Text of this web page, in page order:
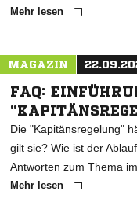
Mehr lesen
MAGAZIN
FAQ:
Die "Kapitänsregelung"
gilt sie? Wie ist der
Antworten zum Thema im
Mehr lesen